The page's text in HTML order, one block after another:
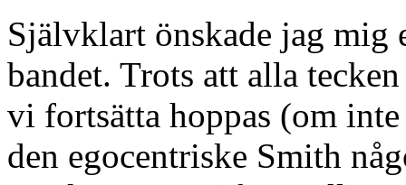
Självklart önskade jag mig
bandet. Trots att alla
vi fortsätta hoppas (om
den egocentriske Smith